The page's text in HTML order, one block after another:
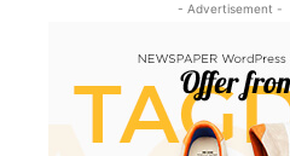
- Advertisement -